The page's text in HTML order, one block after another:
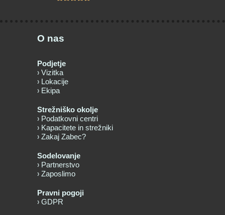
O nas
Podjetje
Vizitka
Lokacije
Ekipa
Strežniško okolje
Podatkovni centri
Kapacitete in strežniki
Zakaj Zabec?
Sodelovanje
Partnerstvo
Zaposlimo
Pravni pogoji
GDPR